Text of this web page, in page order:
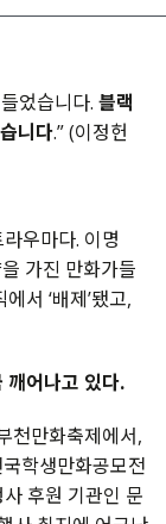
었습니다. 블랙
니다.” (이정헌
우마다. 이명
가진 만화가들
서 ‘배제’됐고,
깨어나고 있다.
천만화축제에서,
학생만화공모전
후원 기관인 문